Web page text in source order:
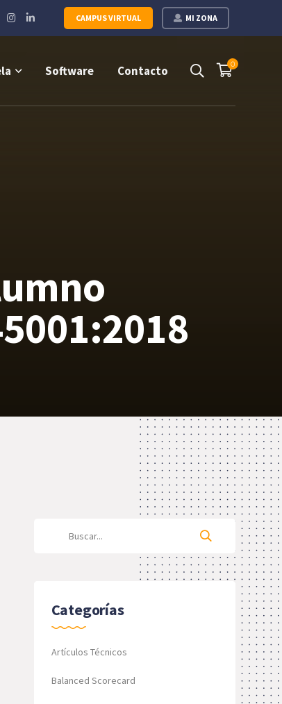
MI ZONA
CAMPUS VIRTUAL
Instagram
Profile
LinkedIn
Profile
0
Software Contacto
Categorías
Artículos Técnicos
Balanced Scorecard